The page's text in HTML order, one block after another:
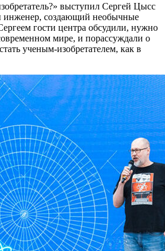
выступил Сергей Цысс
инженер, создающий необычные
гости центра обсудили, нужно
мире, и порассуждали о
ученым-изобретателем, как в